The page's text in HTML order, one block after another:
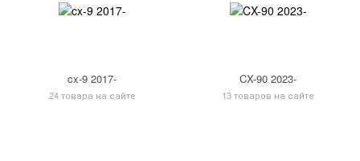
cx-9 2017-
24 товара на сайте
CX-90 2023-
13 товаров на сайте